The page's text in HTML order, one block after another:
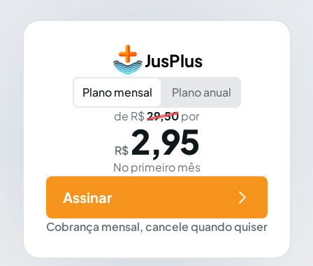
JusPlus
Plano mensal
Plano anual
de R$29,50por
R$ 2,95
No primeiro mês
Cobrança mensal, cancele quando quiser
Assinar